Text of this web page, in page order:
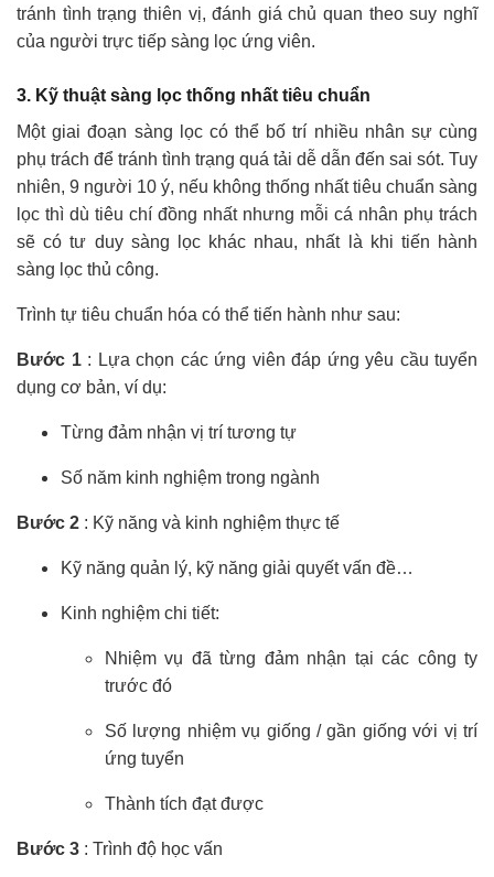
tránh tình trạng thiên vị, đánh giá chủ quan theo suy nghĩ
của người trực tiếp sàng lọc ứng viên.
3. Kỹ thuật sàng lọc thống nhất tiêu chuẩn
Một giai đoạn sàng lọc có thể bố trí nhiều nhân sự cùng
phụ trách để tránh tình trạng quá tải dễ dẫn đến sai sót. Tuy
nhiên, 9 người 10 ý, nếu không thống nhất tiêu chuẩn sàng
lọc thì dù tiêu chí đồng nhất nhưng mỗi cá nhân phụ trách
sẽ có tư duy sàng lọc khác nhau, nhất là khi tiến hành
sàng lọc thủ công.
Trình tự tiêu chuẩn hóa có thể tiến hành như sau:
Bước 1 : Lựa chọn các ứng viên đáp ứng yêu cầu tuyển
dụng cơ bản, ví dụ:
Từng đảm nhận vị trí tương tự
Số năm kinh nghiệm trong ngành
Bước 2 : Kỹ năng và kinh nghiệm thực tế
Kỹ năng quản lý, kỹ năng giải quyết vấn đề…
Kinh nghiệm chi tiết:
Nhiệm vụ đã từng đảm nhận tại các công ty
trước đó
Số lượng nhiệm vụ giống / gần giống với vị trí
ứng tuyển
Thành tích đạt được
Bước 3 : Trình độ học vấn